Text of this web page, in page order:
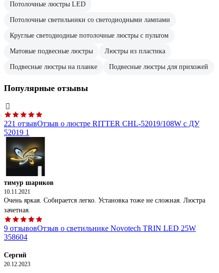
Потолочные люстры LED
Потолочные светильники со светодиодными лампами
Круглые светодиодные потолочные люстры с пультом
Матовые подвесные люстры Люстры из пластика
Подвесные люстры на планке Подвесные люстры для прихожей
Популярные отзывы
221 отзывОтзыв о люстре RITTER CHL-52019/108W с ДУ
52019 1
тимур шариков
10.11.2021
Очень яркая. Собирается легко. Установка тоже не сложная. Люстра
зачетная.
9 отзывовОтзыв о светильнике Novotech TRIN LED 25W
358604
Сергий
20.12.2023